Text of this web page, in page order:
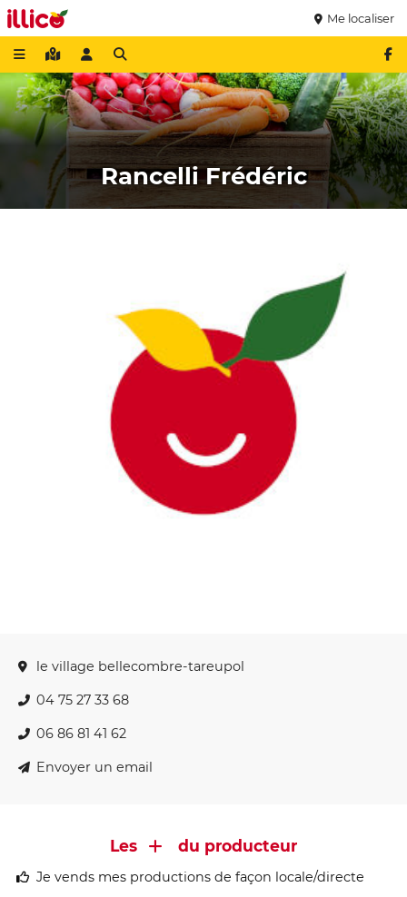
Me localiser
Rancelli Frédéric
le village bellecombre-tareupol
04 75 27 33 68
06 86 81 41 62
Envoyer un email
Les du producteur
Je vends mes productions de façon locale/directe